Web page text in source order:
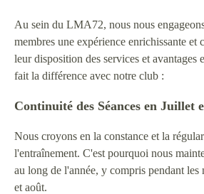
Au sein du LMA72, nous nous
membres une expérience enrichissante et
leur disposition des services et avantages
fait la différence avec notre club :
Continuité des Séances en Juillet
Nous croyons en la constance et la
l'entraînement. C'est pourquoi nous
au long de l'année, y compris pendant
et août.